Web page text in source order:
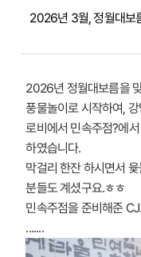
2026년 3월, 정월대보
2026년 정월대보름을
풍물놀이로 시작하여,
로비에서 민속주점?에
하였습니다.
막걸리 한잔 하시면서
분들도 계셨구요.ㅎㅎ
민속주점을 준비해준
.......